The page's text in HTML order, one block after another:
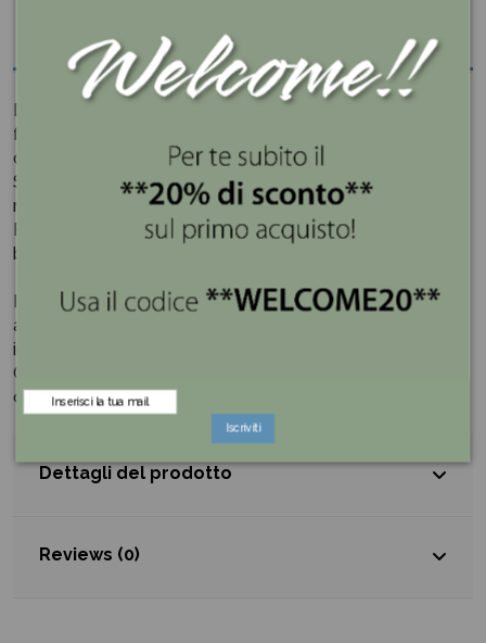
forma di trullo di Emò Italia si distingue per carattere e
design moderno.
Simpatica da usare come portagioie, è un'originale idea
regalo home decor.
Perfetta per sottolineare i tuoi giorni felici: sarà una
bomboniera fantastica!
Il nome stesso scelto per il brand,Emò Italia, rimanda
alla filosofia intrinseca: emozionare con creazioni Made
in Italy.
Creatività, design, emozione: la storia di Emò Italia vibra
d'inventiva.
Dettagli del prodotto
Reviews (0)
Iscriviti